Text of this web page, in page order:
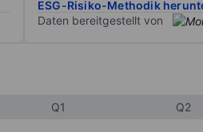
ESG-Risiko-Methodik
Daten bereitgestellt von
Q1 Q2